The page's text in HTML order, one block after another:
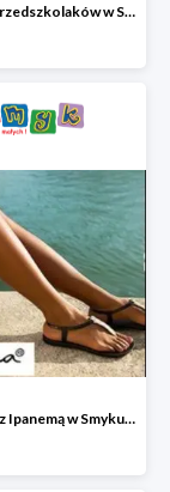
Plecaki dla przedszkolaków w Smyku do -40%
Gorące lato z Ipanemą w Smyku do -30%